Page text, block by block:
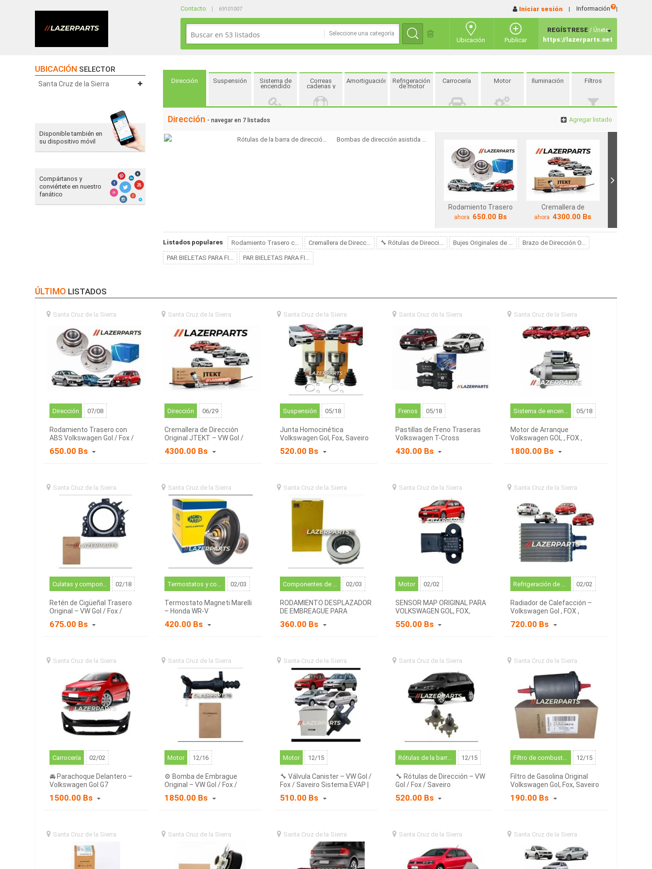
Contacto 69101007 Información
Iniciar sesión
Seleccione una categoría
Ubicación Publicar
REGÍSTRESE / Únete
https://lazerparts.net
UBICACIÓN SELECTOR
Santa Cruz de la Sierra
Disponible también en
su dispositivo móvil
Compártanos y
conviértete en nuestro
fanático
Dirección Suspensión Sistema de
encendido
Correas
cadenas y
Amortiguación Refrigeración
de motor
Carrocería Motor Iluminación Filtros
Dirección - navegar en 7 listados Agregar listado
Rótulas de la barra de dirección y componentes relacionados Bombas de dirección asistida y componentes relacionados
Rodamiento Trasero
con ABS Volkswagen
Gol / Fox / Saveiro
ahora 650.00 Bs
Cremallera de
Dirección Original
JTEKT – VW Gol /
ahora 4300.00 Bs
Listados populares Rodamiento Trasero c... Cremallera de Direcc... 🔧 Rótulas de Direcci... Bujes Originales de ... Brazo de Dirección O...
PAR BIELETAS PARA FI... PAR BIELETAS PARA FI...
ÚLTIMO LISTADOS
Santa Cruz de la Sierra
Dirección 07/08
Rodamiento Trasero con
ABS Volkswagen Gol / Fox /
650.00 Bs
Santa Cruz de la Sierra
Dirección 06/29
Cremallera de Dirección
Original JTEKT – VW Gol /
4300.00 Bs
Santa Cruz de la Sierra
cruz de la sierra (BO)
Suspensión 05/18
Junta Homocinética
Volkswagen Gol, Fox, Saveiro
520.00 Bs
Santa Cruz de la Sierra
Frenos 05/18
Pastillas de Freno Traseras
Volkswagen T-Cross
430.00 Bs
Santa Cruz de la Sierra
Sistema de encendido 05/18
Motor de Arranque
Volkswagen GOL , FOX ,
dientes)
1800.00 Bs
Santa Cruz de la Sierra
cruz de la sierra (BO)
Culatas y componentes relacionados 02/18
Retén de Cigüeñal Trasero
Original – VW Gol / Fox /
Saveiro
675.00 Bs
Santa Cruz de la Sierra
cruz de la sierra (BO)
Termostatos y componentes relacionados 02/03
Termostato Magneti Marelli
– Honda WR-V
420.00 Bs
Santa Cruz de la Sierra
Componentes de la transmisión auxiliar 02/03
RODAMIENTO DESPLAZADOR
DE EMBREAGUE PARA
VOLKSWAGEN GOL, FOX ,
SAVEIRO
360.00 Bs
Santa Cruz de la Sierra
Motor 02/02
SENSOR MAP ORIGINAL PARA
VOLKSWAGEN GOL, FOX,
SAVEIRO
550.00 Bs
Santa Cruz de la Sierra
Refrigeración de motor 02/02
Radiador de Calefacción –
Volkswagen Gol , FOX ,
SAVEIRO
720.00 Bs
Santa Cruz de la Sierra
Carrocería 02/02
🚘 Parachoque Delantero –
Volkswagen Gol G7
1500.00 Bs
Santa Cruz de la Sierra
cruz de la sierra (BO)
Motor 12/16
⚙️ Bomba de Embrague
Original – VW Gol / Fox /
1850.00 Bs
Santa Cruz de la Sierra
cruz de la sierra (BO)
Motor 12/15
🔧 Válvula Canister – VW Gol /
Fox / Saveiro Sistema EVAP |
510.00 Bs
Santa Cruz de la Sierra
Rótulas de la barra de dirección y componentes relacionados 12/15
🔧 Rótulas de Dirección – VW
Gol / Fox / Saveiro
520.00 Bs
Santa Cruz de la Sierra
12/15
Filtro de Gasolina Original
Volkswagen Gol, Fox, Saveiro
190.00 Bs
Santa Cruz de la Sierra Santa Cruz de la Sierra Santa Cruz de la Sierra
cruz de la sierra (BO)
Santa Cruz de la Sierra Santa Cruz de la Sierra